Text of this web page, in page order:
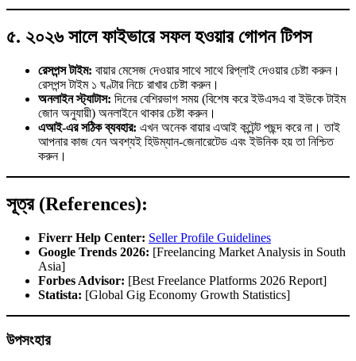
৫. ২০২৬ সালে ফাইভারে সফল হওয়ার গোপন টিপস
রেসপন্স টাইম: বায়ার মেসেজ দেওয়ার সাথে সাথে রিপ্লাই দেওয়ার চেষ্টা করুন।
রেসপন্স টাইম ১ ঘণ্টার নিচে রাখার চেষ্টা করুন।
অনলাইন স্ট্যাটাস: দিনের বেশিরভাগ সময় (বিশেষ করে ইউএসএ বা ইউকে টাইম
জোন অনুযায়ী) অনলাইনে থাকার চেষ্টা করুন।
এআই-এর সঠিক ব্যবহার: এখন অনেক বায়ার এআই কন্টেন্ট পছন্দ করে না। তাই
আপনার কাজ যেন অবশ্যই হিউম্যান-জেনারেটেড এবং ইউনিক হয় তা নিশ্চিত
করুন।
সূত্র (References):
Fiverr Help Center: Seller Profile Guidelines
Google Trends 2026: [Freelancing Market Analysis in South
Asia]
Forbes Advisor: [Best Freelance Platforms 2026 Report]
Statista: [Global Gig Economy Growth Statistics]
উপসংহার